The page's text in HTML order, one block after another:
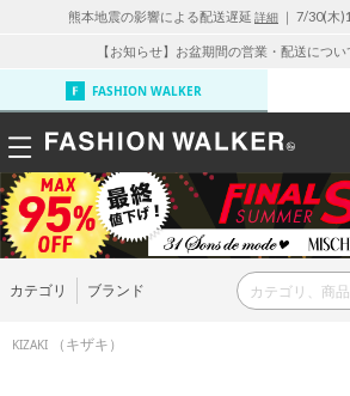
熊本地震の影響による配送遅延 詳細 ｜ 7/30(木
【お知らせ】お盆期間の営業・配送につ
FASHION WALKER
カテゴリ ブランド
KIZAKI （キザキ）